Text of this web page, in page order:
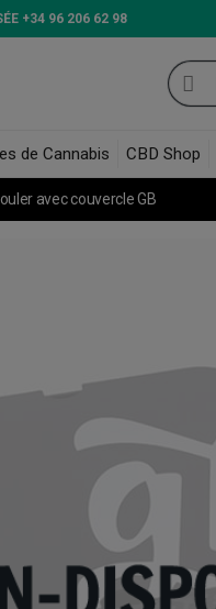
+34 96 206 62 98
de Cannabis CBD Shop
avec couvercle GB